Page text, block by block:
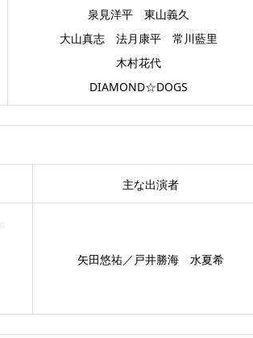
泉見洋平 東山義久
大山真志 法月康平 常川藍里
木村花代
DIAMOND☆DOGS
主な出演者
矢田悠祐／戸井勝海 水夏希